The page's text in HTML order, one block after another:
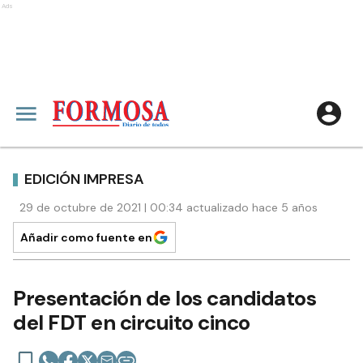
Ads
EDICIÓN IMPRESA
29 de octubre de 2021 | 00:34 actualizado hace 5 años
Añadir como fuente en
Presentación de los candidatos
del FDT en circuito cinco